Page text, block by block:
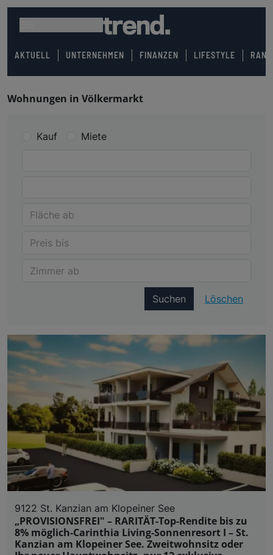
AKTUELL UNTERNEHMEN FINANZEN LIFESTYLE
Wohnungen in Völkermarkt
Kauf Miete
Suchen Löschen
9122 St. Kanzian am Klopeiner See
„PROVISIONSFREI" – RARITÄT-Top-Rendite bis zu
8% möglich-Carinthia Living-Sonnenresort I – St.
Kanzian am Klopeiner See. Zweitwohnsitz oder